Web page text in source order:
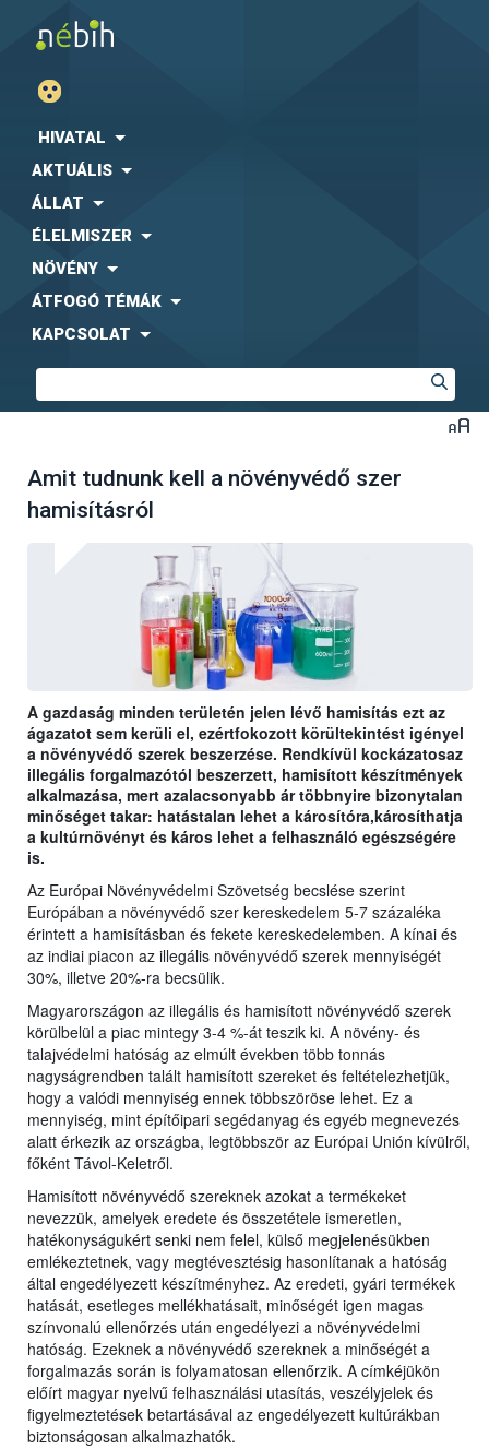
HIVATAL
AKTUÁLIS
ÁLLAT
ÉLELMISZER
NÖVÉNY
ÁTFOGÓ TÉMÁK
KAPCSOLAT
Amit tudnunk kell a növényvédő szer
hamisításról
A gazdaság minden területén jelen lévő hamisítás ezt az
ágazatot sem kerüli el, ezértfokozott körültekintést igényel
a növényvédő szerek beszerzése. Rendkívül kockázatosaz
illegális forgalmazótól beszerzett, hamisított készítmények
alkalmazása, mert azalacsonyabb ár többnyire bizonytalan
minőséget takar: hatástalan lehet a károsítóra,károsíthatja
a kultúrnövényt és káros lehet a felhasználó egészségére
is.
Az Európai Növényvédelmi Szövetség becslése szerint
Európában a növényvédő szer kereskedelem 5-7 százaléka
érintett a hamisításban és fekete kereskedelemben. A kínai és
az indiai piacon az illegális növényvédő szerek mennyiségét
30%, illetve 20%-ra becsülik.
Magyarországon az illegális és hamisított növényvédő szerek
körülbelül a piac mintegy 3-4 %-át teszik ki. A növény- és
talajvédelmi hatóság az elmúlt években több tonnás
nagyságrendben talált hamisított szereket és feltételezhetjük,
hogy a valódi mennyiség ennek többszöröse lehet. Ez a
mennyiség, mint építőipari segédanyag és egyéb megnevezés
alatt érkezik az országba, legtöbbször az Európai Unión kívülről,
főként Távol-Keletről.
Hamisított növényvédő szereknek azokat a termékeket
nevezzük, amelyek eredete és összetétele ismeretlen,
hatékonyságukért senki nem felel, külső megjelenésükben
emlékeztetnek, vagy megtévesztésig hasonlítanak a hatóság
által engedélyezett készítményhez. Az eredeti, gyári termékek
hatását, esetleges mellékhatásait, minőségét igen magas
színvonalú ellenőrzés után engedélyezi a növényvédelmi
hatóság. Ezeknek a növényvédő szereknek a minőségét a
forgalmazás során is folyamatosan ellenőrzik. A címkéjükön
előírt magyar nyelvű felhasználási utasítás, veszélyjelek és
figyelmeztetések betartásával az engedélyezett kultúrákban
biztonságosan alkalmazhatók.